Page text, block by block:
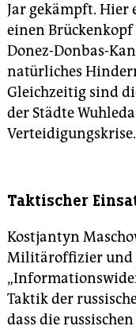
Jar gekämpft. Hier
einen Brückenkopf
Donez-Donbas-
natürliches
Gleichzeitig sind
der Städte
Verteidigungskrise.
Taktischer
Kostjantyn
Militäroffizier und
Taktik der
dass die